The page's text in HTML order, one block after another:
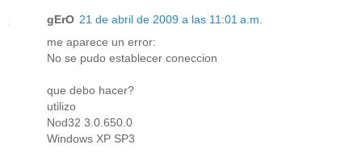
gErO 21 de abril de 2009 a las 11:01 a.m.
me aparece un error:
No se pudo establecer coneccion
que debo hacer?
utilizo
Nod32 3.0.650.0
Windows XP SP3